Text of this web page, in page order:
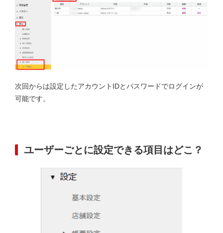
次回からは設定したアカウントIDとパスワードでログインが
可能です。
ユーザーごとに設定できる項目はどこ？